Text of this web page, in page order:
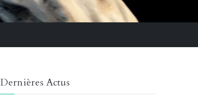
Dernières Actus